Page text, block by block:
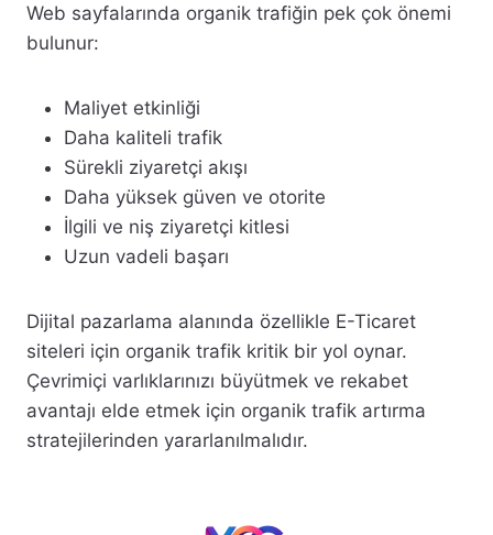
Web sayfalarında organik trafiğin pek çok önemi
bulunur:
Maliyet etkinliği
Daha kaliteli trafik
Sürekli ziyaretçi akışı
Daha yüksek güven ve otorite
İlgili ve niş ziyaretçi kitlesi
Uzun vadeli başarı
Dijital pazarlama alanında özellikle E-Ticaret
siteleri için organik trafik kritik bir yol oynar.
Çevrimiçi varlıklarınızı büyütmek ve rekabet
avantajı elde etmek için organik trafik artırma
stratejilerinden yararlanılmalıdır.